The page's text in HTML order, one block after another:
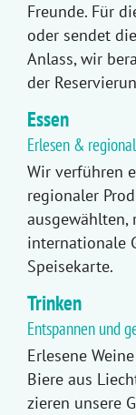
Freunde. Für
oder sendet
Anlass, wir
der
Essen
Erlesen &
Wir verführen
regionaler
ausgewählten,
internationale
Speisekarte.
Trinken
Entspannen und
Erlesene
Biere aus
zieren unsere